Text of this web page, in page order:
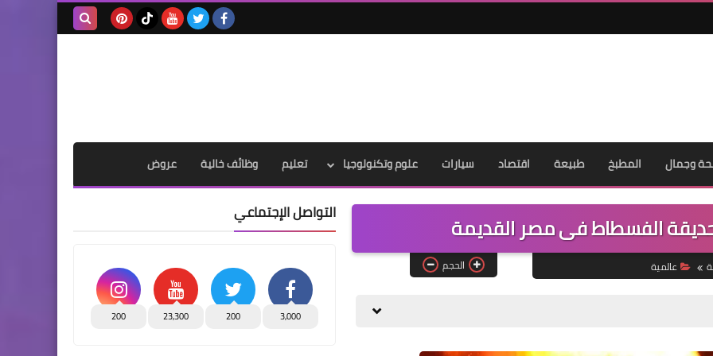
وجمال المطبخ طبيعة اقتصاد سيارات علوم وتكنولوجيا تعليم وظائف خالية عروض
الفسطاط فى مصر القديمة
عالمية الحجم
التواصل الإجتماعي
3,000
200
23,300
200